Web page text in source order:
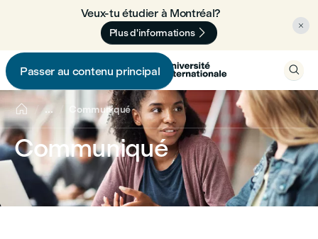
Veux-tu étudier à Montréal? 🇨🇦
Plus d'informations

Passer au contenu principal
 
 ... Communiqué
Communiqué